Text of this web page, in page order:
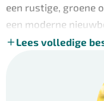
een rustige, groene
een moderne
De woningen zijn
toekomst en bieden
comfortabel en
Lees volledige